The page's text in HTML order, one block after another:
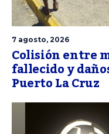
7 agosto, 2026
Colisión entre
fallecido y
Puerto La Cruz